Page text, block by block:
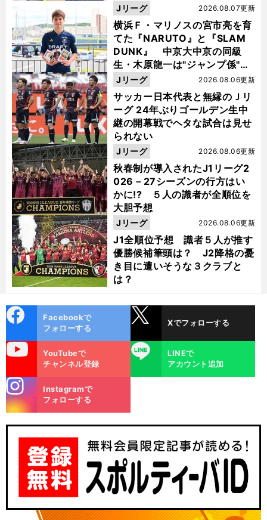
横浜Ｆ・マリノスの宮市亮を育
てた『NARUTO』と『SLAM
DUNK』 中京大中京の同級
生・木原龍一は"ジャンプ係"だ
った
2026.08.07更新
Jリーグ
サッカー日本代表と無縁のＪリ
ーグ 24年ぶりゴールデン生中
継の開幕戦でヘタな試合は見せ
られない
2026.08.06更新
Jリーグ
秋春制が導入されたJ1リーグ2
026－27シーズンの行方はい
かに!? ５人の識者が全順位を
大胆予想
2026.08.06更新
Jリーグ
J1全順位予想 識者５人が推す
優勝候補筆頭は？ J2降格の憂
き目に遭いそうな３クラブと
は？
2026.08.06更新
Jリーグ
ok
Facebookで
フォローする
Xでフォローする
YouTubeで
チャンネル登録
LINE
LINEで
アカウント追加
m
Instagramで
フォローする